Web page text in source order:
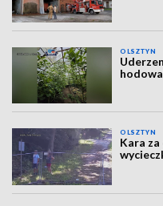
OLSZTYN
OLSZTYN
Kara za